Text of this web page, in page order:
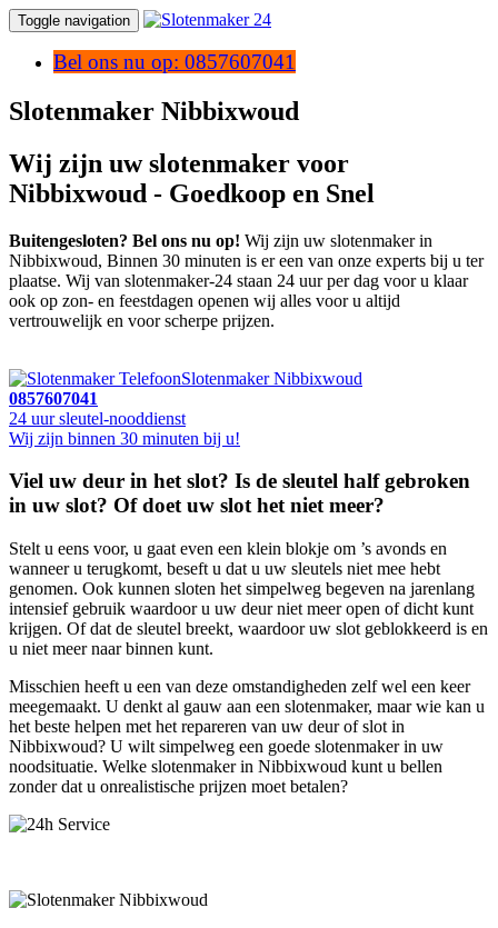
Toggle navigation
Bel ons nu op: 0857607041
Slotenmaker Nibbixwoud
Wij zijn uw slotenmaker voor
Nibbixwoud - Goedkoop en Snel
Buitengesloten? Bel ons nu op! Wij zijn uw slotenmaker in
Nibbixwoud, Binnen 30 minuten is er een van onze experts bij u ter
plaatse. Wij van slotenmaker-24 staan 24 uur per dag voor u klaar
ook op zon- en feestdagen openen wij alles voor u altijd
vertrouwelijk en voor scherpe prijzen.
Slotenmaker Nibbixwoud
0857607041
24 uur sleutel-nooddienst
Wij zijn binnen 30 minuten bij u!
Viel uw deur in het slot? Is de sleutel half gebroken
in uw slot? Of doet uw slot het niet meer?
Stelt u eens voor, u gaat even een klein blokje om ’s avonds en
wanneer u terugkomt, beseft u dat u uw sleutels niet mee hebt
genomen. Ook kunnen sloten het simpelweg begeven na jarenlang
intensief gebruik waardoor u uw deur niet meer open of dicht kunt
krijgen. Of dat de sleutel breekt, waardoor uw slot geblokkeerd is en
u niet meer naar binnen kunt.
Misschien heeft u een van deze omstandigheden zelf wel een keer
meegemaakt. U denkt al gauw aan een slotenmaker, maar wie kan u
het beste helpen met het repareren van uw deur of slot in
Nibbixwoud? U wilt simpelweg een goede slotenmaker in uw
noodsituatie. Welke slotenmaker in Nibbixwoud kunt u bellen
zonder dat u onrealistische prijzen moet betalen?